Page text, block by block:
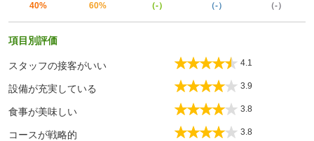
40% 60% （-） （-） （-）
項目別評価
スタッフの接客がいい 4.1
設備が充実している 3.9
食事が美味しい 3.8
コースが戦略的 3.8